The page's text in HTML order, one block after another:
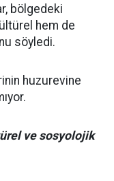
bölgedeki
hem de
söyledi.
huzurevine
ve sosyolojik